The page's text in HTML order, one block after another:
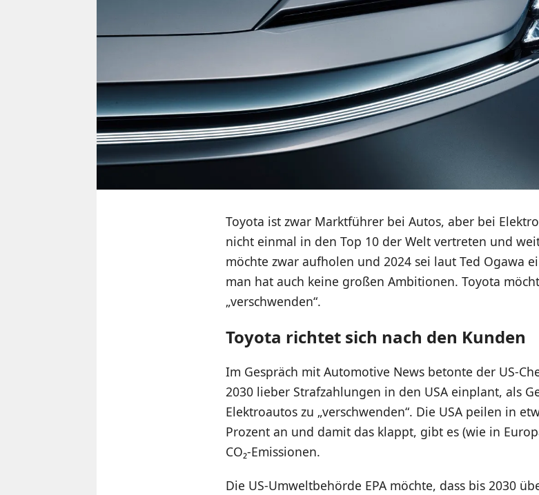
Toyota ist zwar Marktführer bei Autos, aber bei
nicht einmal in den Top 10 der Welt vertreten und
möchte zwar aufholen und 2024 sei laut Ted Ogawa
man hat auch keine großen Ambitionen. Toyota
„verschwenden“.
Toyota richtet sich nach den Kunden
Im Gespräch mit Automotive News betonte der US-
2030 lieber Strafzahlungen in den USA einplant, als
Elektroautos zu „verschwenden“. Die USA peilen in
Prozent an und damit das klappt, gibt es (wie in
CO₂-Emissionen.
Die US-Umweltbehörde EPA möchte, dass bis 2030